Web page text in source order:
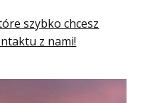
szybko chcesz
z nami!